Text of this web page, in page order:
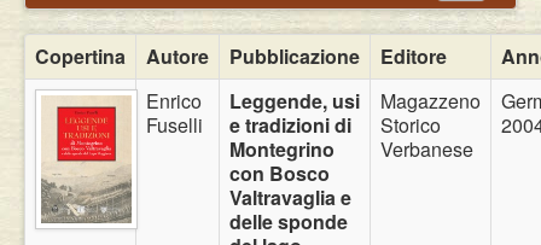
Annuncio termine attività
Carlo Alessandro Pisoni
Associazione
Pubblicazioni
Eventi
Copertina Autore Pubblicazione Editore
Enrico
Fuselli
Leggende, usi
e tradizioni di
Montegrino
con Bosco
Valtravaglia e
delle sponde
Magazzeno
Storico
Verbanese